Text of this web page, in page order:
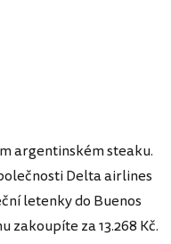
argentinském steaku.
Delta airlines
letenky do Buenos
zakoupíte za 13.268 Kč.